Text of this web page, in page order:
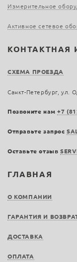
ГЛАВНАЯ
О КОМПАНИИ
ГАРАНТИЯ И
ДОСТАВКА
ОПЛАТА
Измерительное
Активное сетевое
КОНТАКТНАЯ
СХЕМА ПРОЕЗДА
Санкт-Петербург, ул.
Позвоните нам+7
Отправьте запрос
Оставьте отзыв